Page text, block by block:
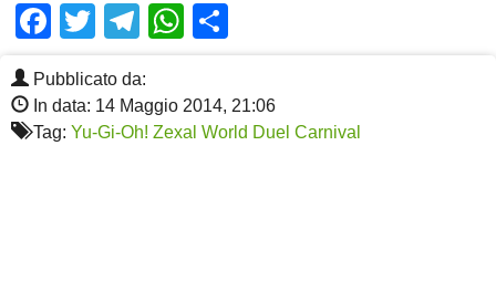
Facebook
TwitterTelegram
WhatsApp
Pubblicato da:
In data: 14 Maggio 2014, 21:06
Tag: Yu-Gi-Oh! Zexal World Duel Carnival